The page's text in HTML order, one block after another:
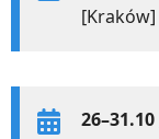
[Kraków]
26–31.10